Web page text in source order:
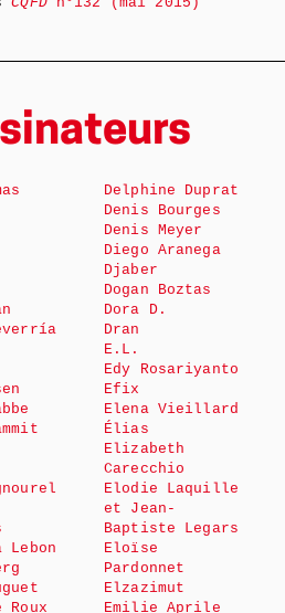
Lebon
Delphine Duprat
Denis Bourges
Denis Meyer
Diego Aranega
Djaber
Dogan Boztas
Dora D.
Dran
E.L.
Edy Rosariyanto
Efix
Elena Vieillard
Élias
Elizabeth
Carecchio
Elodie Laquille
et Jean-
Baptiste Legars
Eloïse
Pardonnet
Elzazimut
Emilie Aprile